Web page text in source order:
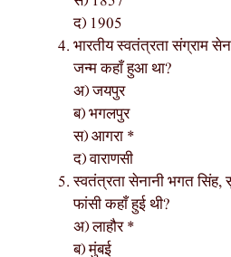
द) 1905
भारतीय स्वतंत्रता संग्राम
जन्म कहाँ हुआ था?
अ) जयपुर
ब) भगलपुर
स) आगरा *
द) वाराणसी
स्वतंत्रता सेनानी भगत
फांसी कहाँ हुई थी?
अ) लाहौर *
ब) मुंबई